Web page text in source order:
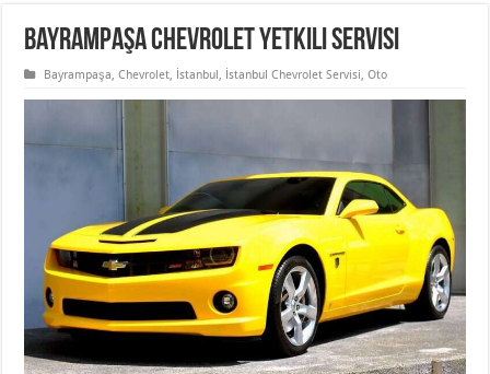
Bayrampaşa Chevrolet Yetkili Servisi
Bayrampaşa,Chevrolet, İstanbul, İstanbul Chevrolet Servisi,Oto